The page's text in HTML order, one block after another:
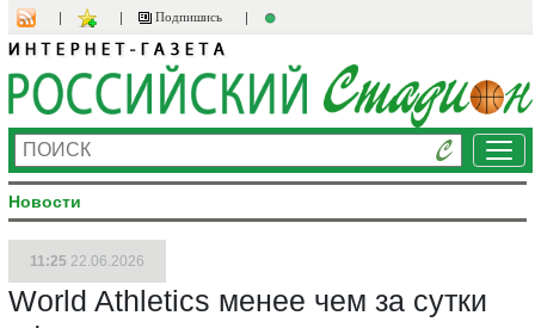
Подпишись
Новости
11:25 22.06.2026
World Athletics менее чем за сутки